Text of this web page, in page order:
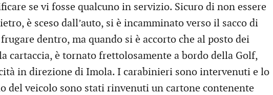
se vi fosse qualcuno in servizio. Sicuro di non essere
è sceso dall’auto, si è incamminato verso il sacco di
dentro, ma quando si è accorto che al posto dei
cartaccia, è tornato frettolosamente a bordo della Golf,
in direzione di Imola. I carabinieri sono intervenuti e lo
del veicolo sono stati rinvenuti un cartone contenente